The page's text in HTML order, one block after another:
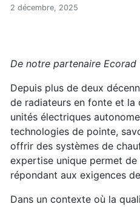
Accueil
Ecorad :
2 décembre, 2025
De notre partenaire Ecorad
Depuis plus de deux
de radiateurs en fonte et la
unités électriques
technologies de pointe,
offrir des systèmes de
expertise unique permet
répondant aux exigences
Dans un contexte où la